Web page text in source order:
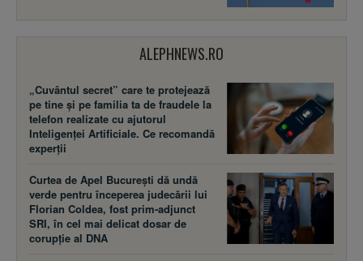
ALEPHNEWS.RO
„Cuvântul secret” care te protejează
pe tine și pe familia ta de fraudele la
telefon realizate cu ajutorul
Inteligenței Artificiale. Ce recomandă
experții
Curtea de Apel București dă undă
verde pentru începerea judecării lui
Florian Coldea, fost prim-adjunct
SRI, în cel mai delicat dosar de
corupție al DNA